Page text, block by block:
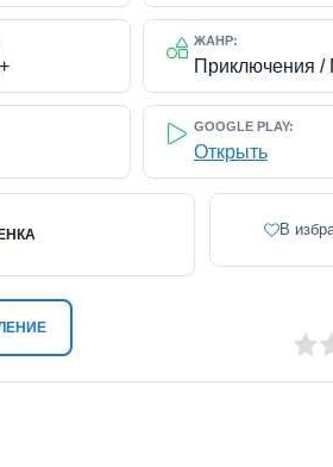
+
ЖАНР:
GOOGLE PLAY:
Открыть
В